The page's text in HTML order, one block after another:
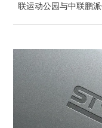
联运动公园与中联鹏